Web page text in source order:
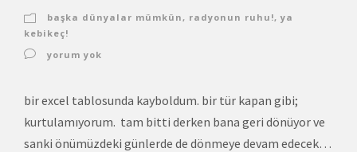
başka dünyalar mümkün, radyonun ruhu!, ya
kebikeç!
yorum yok
bir excel tablosunda kayboldum. bir tür kapan gibi;
kurtulamıyorum. tam bitti derken bana geri dönüyor ve
sanki önümüzdeki günlerde de dönmeye devam edecek…